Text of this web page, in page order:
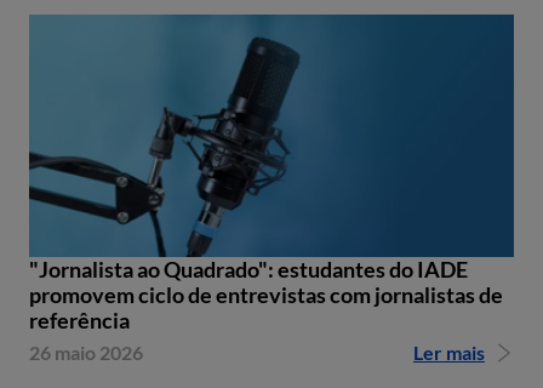
"Jornalista ao Quadrado": estudantes do IADE
promovem ciclo de entrevistas com jornalistas de
referência
26 maio 2026 Ler mais